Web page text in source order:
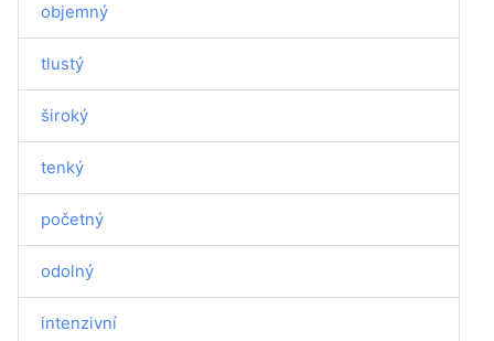
objemný
tlustý
široký
tenký
početný
odolný
intenzivní